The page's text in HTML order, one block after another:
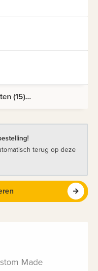
(15)...
terug op deze
Made